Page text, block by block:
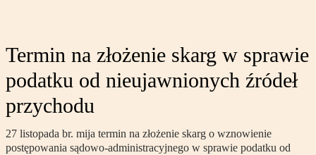
Termin na złożenie skarg w sprawie
podatku od nieujawnionych źródeł
przychodu
27 listopada br. mija termin na złożenie skarg o wznowienie
postępowania sądowo-administracyjnego w sprawie podatku od